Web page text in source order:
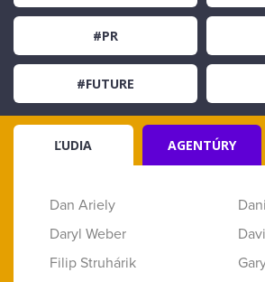
#PR
#FUTURE
ĽUDIA AGENTÚRY
Dan Ariely
Daryl Weber
Filip Struhárik